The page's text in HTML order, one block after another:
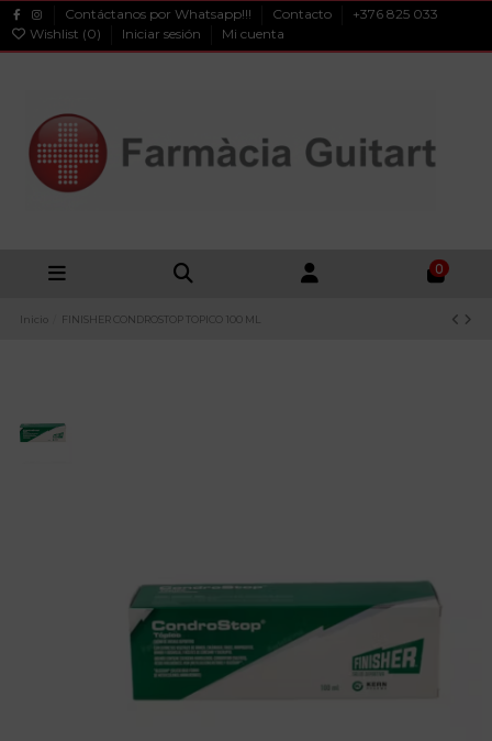
Contáctanos por Whatsapp!!! Contacto
+376 825 033
Wishlist (0) Iniciar sesión Mi cuenta
0
Inicio FINISHER CONDROSTOP TOPICO 100 ML